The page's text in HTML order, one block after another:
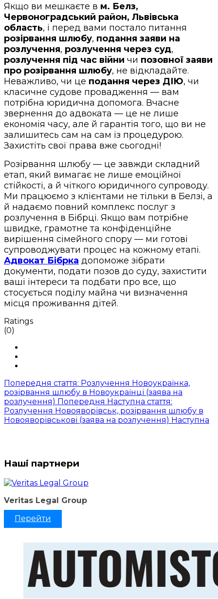
Якщо ви мешкаєте в м. Белз,
Червоноградський район, Львівська
область, і перед вами постало питання
розірвання шлюбу, подання заяви на
розлучення, розлучення через суд,
розлучення під час війни чи позовної заяви
про розірвання шлюбу, не відкладайте.
Неважливо, чи це подання через ДІЮ, чи
класичне судове провадження — вам
потрібна юридична допомога. Вчасне
звернення до адвоката — це не лише
економія часу, але й гарантія того, що ви не
залишитесь сам на сам із процедурою.
Захистіть свої права вже сьогодні!
Розірвання шлюбу — це завжди складний
етап, який вимагає не лише емоційної
стійкості, а й чіткого юридичного супроводу.
Ми працюємо з клієнтами не тільки в Белзі, а
й надаємо повний комплекс послуг з
розлучення в Бібрці. Якщо вам потрібне
швидке, грамотне та конфіденційне
вирішення сімейного спору — ми готові
супроводжувати процес на кожному етапі.
Адвокат Бібрка допоможе зібрати
документи, подати позов до суду, захистити
ваші інтереси та подбати про все, що
стосується поділу майна чи визначення
місця проживання дітей.
Ratings
(0)
Попередня стаття: Розлучення Новоукраїнка,
розірвання шлюбу в Новоукраїнці (заява на
розлучення) Попередня Наступна стаття:
Розлучення Новояворівськ, розірвання шлюбу в
Новояворівськові (заява на розлучення) Наступна
Наші партнери
Veritas Legal Group
Перейти